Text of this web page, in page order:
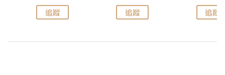
追蹤 追蹤 追蹤